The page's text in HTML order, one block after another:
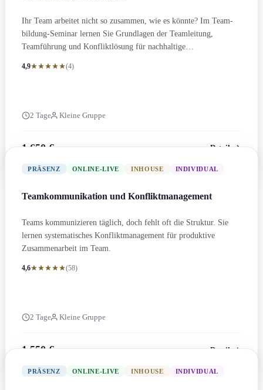
Ihr Team arbeitet nicht so zusammen, wie es könnte? Im Team­
bildung-Seminar lernen Sie Grundlagen der Teamleitung,
Teamführung und Konfliktlösung für nachhaltige
4,9 (4)
2 Tage Kleine Gruppe
1.650 € Details
PRÄSENZ ONLINE-LIVE INHOUSE INDIVIDUAL
Team­kommunikation und Konflikt­management
Teams kommunizieren täglich, doch fehlt oft die Struktur. Sie
lernen systematisches Konflikt­management für produktive
Zusammenarbeit im Team.
4,6 (58)
2 Tage Kleine Gruppe
1.550 € Details
PRÄSENZ ONLINE-LIVE INHOUSE INDIVIDUAL